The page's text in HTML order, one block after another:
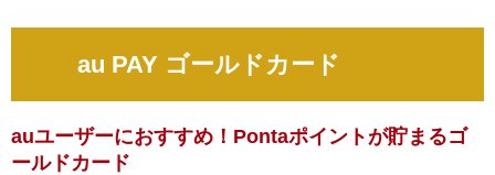
au PAY ゴールドカード
auユーザーにおすすめ！Pontaポイントが貯まるゴ
ールドカード